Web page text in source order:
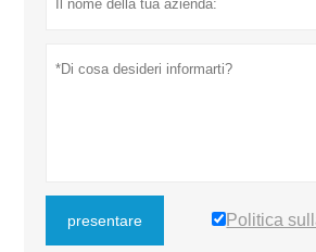
presentare Politica